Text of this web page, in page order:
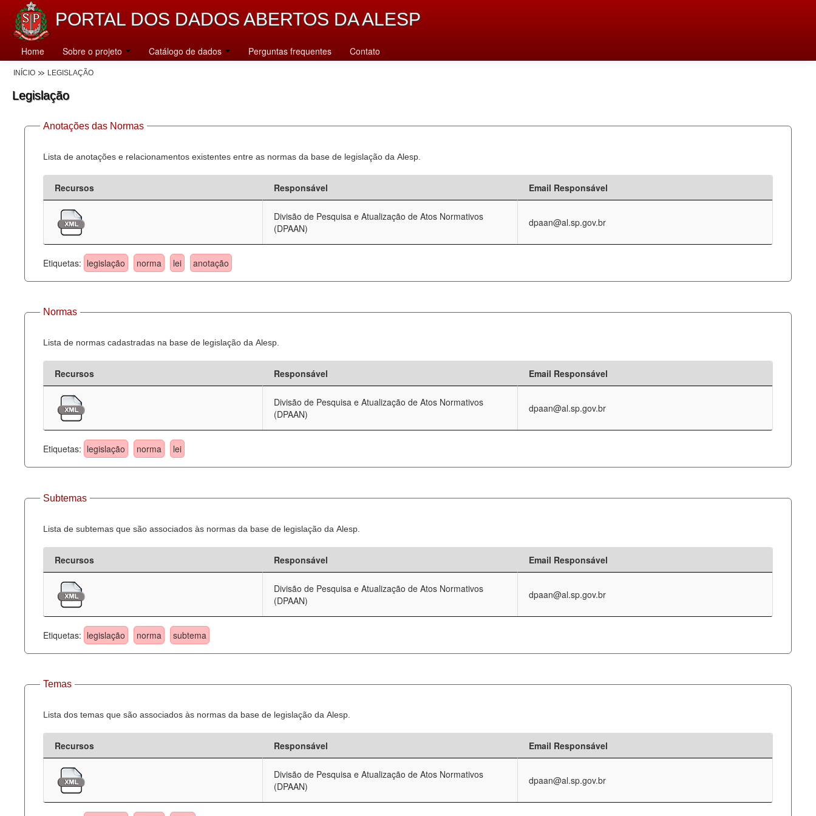
PORTAL DOS DADOS ABERTOS DA ALESP
Home Sobre o projeto Catálogo de dados Perguntas frequentes Contato
INÍCIO LEGISLAÇÃO
Legislação
Anotações das Normas
Lista de anotações e relacionamentos existentes entre as normas da base de legislação da Alesp.
Recursos Responsável Email Responsável
Divisão de Pesquisa e Atualização de Atos Normativos
(DPAAN)
dpaan@al.sp.gov.br
Etiquetas: legislação norma lei anotação
Normas
Lista de normas cadastradas na base de legislação da Alesp.
Recursos Responsável Email Responsável
Divisão de Pesquisa e Atualização de Atos Normativos
(DPAAN)
dpaan@al.sp.gov.br
Etiquetas: legislação norma lei
Subtemas
Lista de subtemas que são associados às normas da base de legislação da Alesp.
Recursos Responsável Email Responsável
Divisão de Pesquisa e Atualização de Atos Normativos
(DPAAN)
dpaan@al.sp.gov.br
Etiquetas: legislação norma subtema
Temas
Lista dos temas que são associados às normas da base de legislação da Alesp.
Recursos Responsável Email Responsável
Divisão de Pesquisa e Atualização de Atos Normativos
(DPAAN)
dpaan@al.sp.gov.br